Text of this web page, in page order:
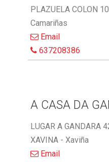
PLAZUELA COLON
Camariñas
Email
637208386
A CASA DA
LUGAR A GANDARA
XAVINA - Xaviña
Email